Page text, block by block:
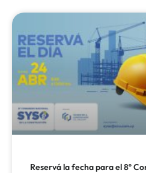
Reservá la fecha para el 8º